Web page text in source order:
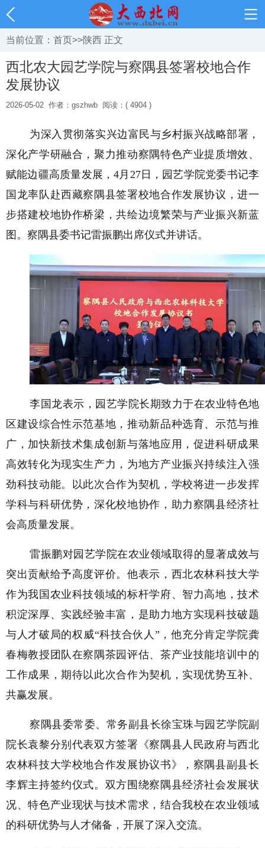
当前位置： 首页>>陕西 正文
西北农大园艺学院与察隅县签署校地合作
发展协议
2026-05-02 作者：gszhwb 阅读：( 4904 )
为深入贯彻落实兴边富民与乡村振兴战略部署，
深化产学研融合，聚力推动察隅特色产业提质增效、
赋能边疆高质量发展，4月27日，园艺学院党委书记李
国龙率队赴西藏察隅县签署校地合作发展协议，进一
步搭建校地协作桥梁，共绘边境繁荣与产业振兴新蓝
图。察隅县委书记雷振鹏出席仪式并讲话。
李国龙表示，园艺学院长期致力于在农业特色地
区建设综合性示范基地，推动新品种选育、示范与推
广，加快新技术集成创新与落地应用，促进科研成果
高效转化为现实生产力，为地方产业振兴持续注入强
劲科技动能。以此次合作为契机，学校将进一步发挥
学科与科研优势，深化校地协作，助力察隅县经济社
会高质量发展。
雷振鹏对园艺学院在农业领域取得的显著成效与
突出贡献给予高度评价。他表示，西北农林科技大学
作为我国农业科技领域的标杆学府、智力高地，技术
积淀深厚、实践经验丰富，是助力地方实现科技破题
与人才破局的权威“科技合伙人”，他充分肯定学院龚
春梅教授团队在察隅茶园评估、茶产业技能培训中的
工作成果，期待以此次合作为契机，实现优势互补、
共赢发展。
察隅县委常委、常务副县长徐宝珠与园艺学院副
院长袁黎分别代表双方签署《察隅县人民政府与西北
农林科技大学校地合作发展协议书》，察隅县副县长
李辉主持签约仪式。双方围绕察隅县经济社会发展状
况、特色产业现状与技术需求，结合我校在农业领域
的科研优势与人才储备，开展了深入交流。